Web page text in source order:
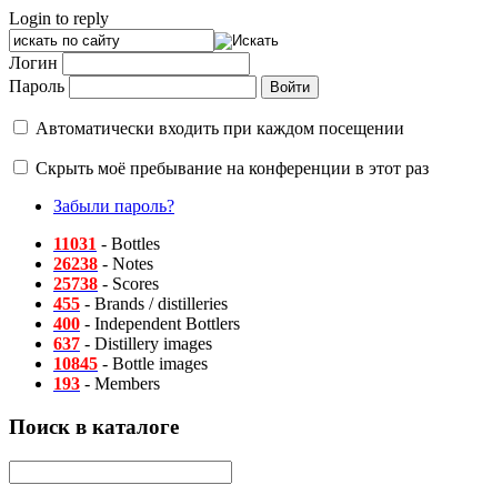
Login to reply
Логин
Пароль
Автоматически входить при каждом посещении
Скрыть моё пребывание на конференции в этот раз
Забыли пароль?
11031 - Bottles
26238 - Notes
25738 - Scores
455 - Brands / distilleries
400 - Independent Bottlers
637 - Distillery images
10845 - Bottle images
193 - Members
Поиск в каталоге